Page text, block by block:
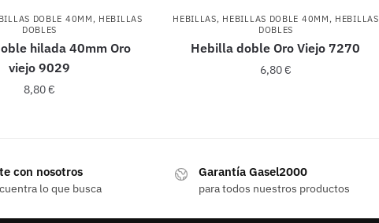
DOBLE 40MM , HEBILLAS
DOBLES
hilada 40mm Oro
viejo 9029
8,80€
HEBILLAS, HEBILLAS DOBLE 40MM , HEBILLAS
DOBLES
Hebilla doble Oro Viejo 7270
6,80€
con nosotros
lo que busca
Garantía Gasel2000
para todos nuestros productos